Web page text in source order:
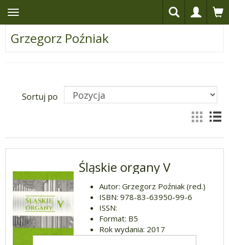
Grzegorz Poźniak
Sortuj po
Śląskie organy V
Autor: Grzegorz Poźniak (red.)
ISBN: 978-83-63950-99-6
ISSN:
Format: B5
Rok wydania: 2017